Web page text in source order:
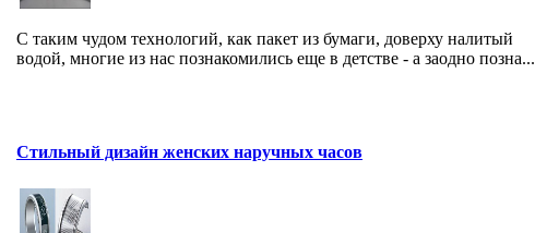
С таким чудом технологий, как пакет из бумаги, доверху налитый
водой, многие из нас познакомились еще в детстве - а заодно позна...
Стильный дизайн женских наручных часов